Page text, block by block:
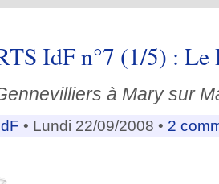
IdF n°7 (1/5) :
à Mary sur
• Lundi 22/09/2008 • 2